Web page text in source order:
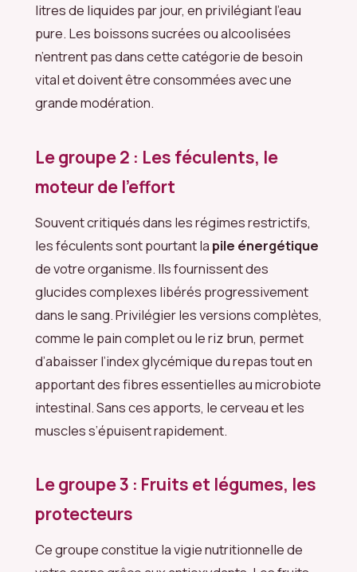
litres de liquides par jour, en privilégiant l’eau
pure. Les boissons sucrées ou alcoolisées
n’entrent pas dans cette catégorie de besoin
vital et doivent être consommées avec une
grande modération.
Le groupe 2 : Les féculents, le
moteur de l’effort
Souvent critiqués dans les régimes restrictifs,
les féculents sont pourtant la pile énergétique
de votre organisme. Ils fournissent des
glucides complexes libérés progressivement
dans le sang. Privilégier les versions complètes,
comme le pain complet ou le riz brun, permet
d’abaisser l’index glycémique du repas tout en
apportant des fibres essentielles au microbiote
intestinal. Sans ces apports, le cerveau et les
muscles s’épuisent rapidement.
Le groupe 3 : Fruits et légumes, les
protecteurs
Ce groupe constitue la vigie nutritionnelle de